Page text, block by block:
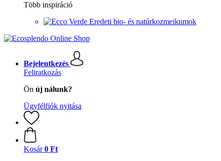
Több inspiráció
Eredeti bio- és natúrkozmeikumok
Bejelentkezés
Feliratkozás
Ön új nálunk?
Ügyfélfiók nyitása
Kosár 0 Ft